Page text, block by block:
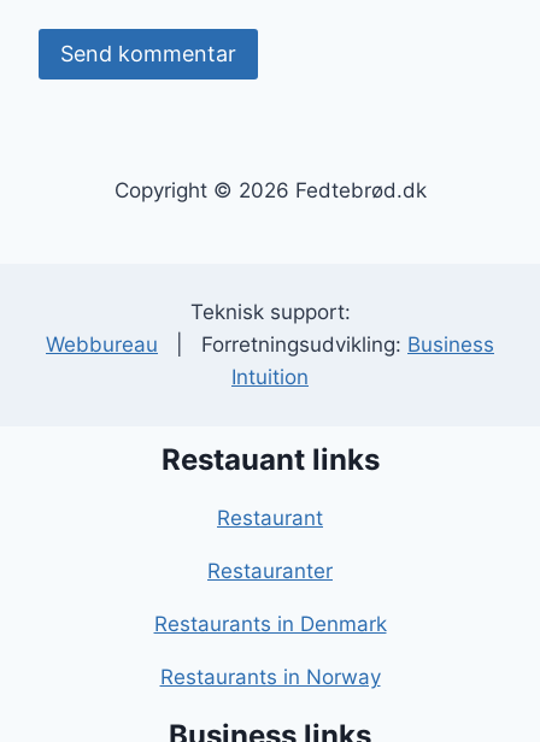
Copyright © 2026 Fedtebrød.dk
Teknisk support:
Webbureau | Forretningsudvikling: Business
Intuition
Restauant links
Restaurant
Restauranter
Restaurants in Denmark
Restaurants in Norway